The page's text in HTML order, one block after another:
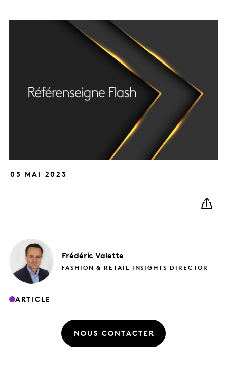
05 MAI 2023
Frédéric Valette
FASHION & RETAIL INSIGHTS DIRECTOR
ARTICLE
NOUS CONTACTER